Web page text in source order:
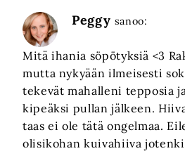
Peggy sanoo:
Mitä ihania söpötyksiä <3
mutta nykyään ilmeisesti
tekevät mahalleni tepposia
kipeäksi pullan jälkeen.
taas ei ole tätä ongelmaa.
olisikohan kuivahiiva